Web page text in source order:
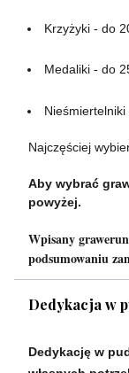
Krzyżyki - do
Medaliki - do
Najczęściej
Aby wybrać
powyżej.
Wpisany
podsumowaniu
Dedykacja w
Dedykację w